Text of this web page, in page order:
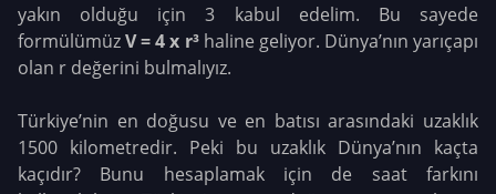
yakın olduğu için 3 kabul edelim. Bu sayede
formülümüzV = 4 x r³ haline geliyor. Dünya’nın yarıçapı
olan r değerini bulmalıyız.
Türkiye’nin en doğusu ve en batısı arasındaki uzaklık
1500 kilometredir. Peki bu uzaklık Dünya’nın kaçta
kaçıdır? Bunu hesaplamak için de saat farkını